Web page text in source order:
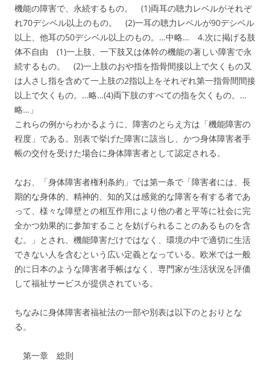
機能の障害で、永続するもの。 (1)両耳の聴力レベルがそれぞ
れ70デシベル以上のもの。 (2)一耳の聴力レベルが90デシベル
以上、他耳の50デシベル以上のもの。…中略… 4.次に掲げる肢
体不自由 (1)一上肢、一下肢又は体幹の機能の著しい障害で永
続するもの。 (2)一上肢のおや指を指骨間接以上で欠くもの又
は人さし指を含めて一上肢の2指以上をそれぞれ第一指骨間間接
以上で欠くもの。…略…(4)両下肢のすべての指を欠くもの。…
略…」
これらの例からわかるように、障害のとらえ方は「機能障害の
程度」である。別表で挙げた障害に該当し、かつ身体障害者手
帳の交付を受けた場合に身体障害者として認定される。
なお、「身体障害者権利条約」では第一条で「障害者には、長
期的な身体的、精神的、知的又は感覚的な障害を有する者であ
って、様々な障壁との相互作用により他の者と平等に社会に完
全かつ効果的に参加することを妨げられることのあるものを含
む。」とされ、機能障害だけではなく、環境の中で適切に生活
できない人を含むという広い定義となっている。欧米では一般
的に日本のような障害者手帳はなく、専門家が生活状況を評価
して福祉サービスが提供されている。
ちなみに身体障害者福祉法の一部や別表は以下のとおりとな
る。
第一章 総則